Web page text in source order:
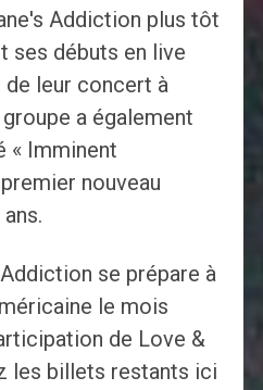
Addiction plus tôt
ses débuts en live
leur concert à
a également
« Imminent
nouveau
se prépare à
le mois
de Love &
les billets restants ici